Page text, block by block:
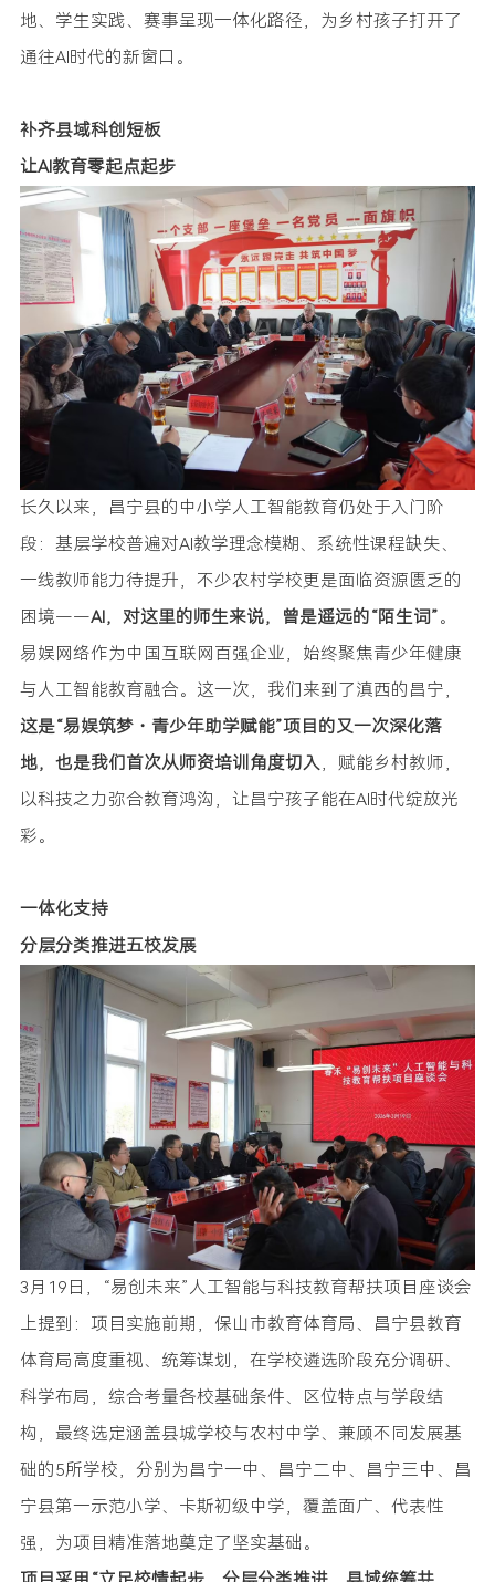
地、学生实践、赛事呈现一体化路径，为乡村孩子打开了
通往AI时代的新窗口。
补齐县域科创短板
让AI教育零起点起步
长久以来，昌宁县的中小学人工智能教育仍处于入门阶
段：基层学校普遍对AI教学理念模糊、系统性课程缺失、
一线教师能力待提升，不少农村学校更是面临资源匮乏的
困境——AI，对这里的师生来说，曾是遥远的“陌生词”。
易娱网络作为中国互联网百强企业，始终聚焦青少年健康
与人工智能教育融合。这一次，我们来到了滇西的昌宁，
这是“易娱筑梦・青少年助学赋能”项目的又一次深化落
地，也是我们首次从师资培训角度切入，赋能乡村教师，
以科技之力弥合教育鸿沟，让昌宁孩子能在AI时代绽放光
彩。
一体化支持
分层分类推进五校发展
3月19日，“易创未来”人工智能与科技教育帮扶项目座谈会
上提到：项目实施前期，保山市教育体育局、昌宁县教育
体育局高度重视、统筹谋划，在学校遴选阶段充分调研、
科学布局，综合考量各校基础条件、区位特点与学段结
构，最终选定涵盖县城学校与农村中学、兼顾不同发展基
础的5所学校，分别为昌宁一中、昌宁二中、昌宁三中、昌
宁县第一示范小学、卡斯初级中学，覆盖面广、代表性
强，为项目精准落地奠定了坚实基础。